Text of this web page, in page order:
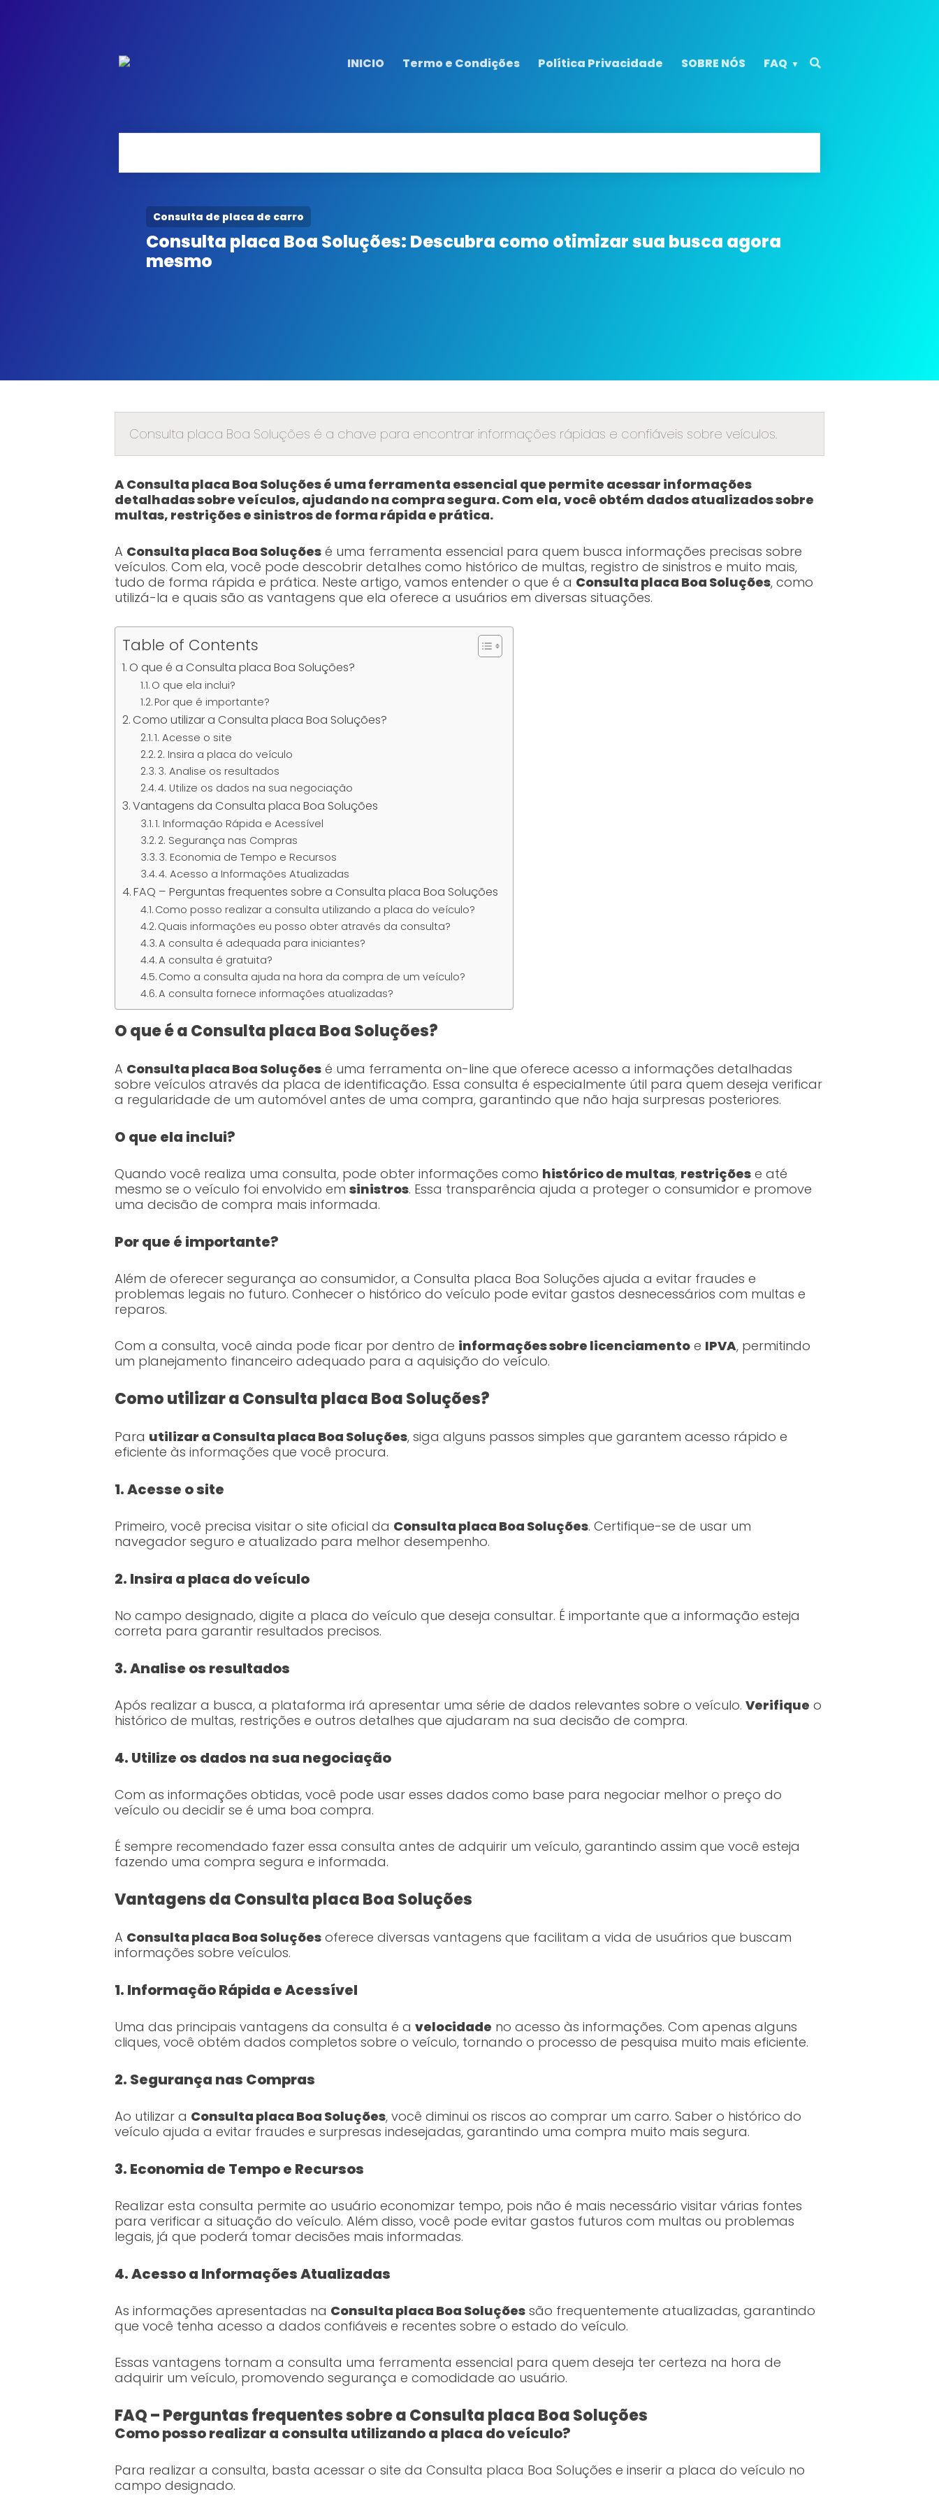
INICIO Termo e Condições Política Privacidade SOBRE NÓS FAQ
Consulta de placa de carro
Consulta placa Boa Soluções: Descubra como otimizar sua busca agora
mesmo
Consulta placa Boa Soluções é a chave para encontrar informações rápidas e confiáveis sobre veículos.
A Consulta placa Boa Soluções é uma ferramenta essencial que permite acessar informações
detalhadas sobre veículos, ajudando na compra segura. Com ela, você obtém dados atualizados sobre
multas, restrições e sinistros de forma rápida e prática.
A Consulta placa Boa Soluçõesé uma ferramenta essencial para quem busca informações precisas sobre
veículos. Com ela, você pode descobrir detalhes como histórico de multas, registro de sinistros e muito mais,
tudo de forma rápida e prática. Neste artigo, vamos entender o que é a Consulta placa Boa Soluções, como
utilizá-la e quais são as vantagens que ela oferece a usuários em diversas situações.
Table of Contents
O que é a Consulta placa Boa Soluções?
O que ela inclui?
Por que é importante?
Como utilizar a Consulta placa Boa Soluções?
1. Acesse o site
2. Insira a placa do veículo
3. Analise os resultados
4. Utilize os dados na sua negociação
Vantagens da Consulta placa Boa Soluções
1. Informação Rápida e Acessível
2. Segurança nas Compras
3. Economia de Tempo e Recursos
4. Acesso a Informações Atualizadas
FAQ – Perguntas frequentes sobre a Consulta placa Boa Soluções
Como posso realizar a consulta utilizando a placa do veículo?
Quais informações eu posso obter através da consulta?
A consulta é adequada para iniciantes?
A consulta é gratuita?
Como a consulta ajuda na hora da compra de um veículo?
A consulta fornece informações atualizadas?
O que é a Consulta placa Boa Soluções?
A Consulta placa Boa Soluçõesé uma ferramenta on-line que oferece acesso a informações detalhadas
sobre veículos através da placa de identificação. Essa consulta é especialmente útil para quem deseja verificar
a regularidade de um automóvel antes de uma compra, garantindo que não haja surpresas posteriores.
O que ela inclui?
Quando você realiza uma consulta, pode obter informações como histórico de multas, restriçõese até
mesmo se o veículo foi envolvido em sinistros. Essa transparência ajuda a proteger o consumidor e promove
uma decisão de compra mais informada.
Por que é importante?
Além de oferecer segurança ao consumidor, a Consulta placa Boa Soluções ajuda a evitar fraudes e
problemas legais no futuro. Conhecer o histórico do veículo pode evitar gastos desnecessários com multas e
reparos.
Com a consulta, você ainda pode ficar por dentro de informações sobre licenciamentoe IPVA, permitindo
um planejamento financeiro adequado para a aquisição do veículo.
Como utilizar a Consulta placa Boa Soluções?
Para utilizar a Consulta placa Boa Soluções, siga alguns passos simples que garantem acesso rápido e
eficiente às informações que você procura.
1. Acesse o site
Primeiro, você precisa visitar o site oficial da Consulta placa Boa Soluções. Certifique-se de usar um
navegador seguro e atualizado para melhor desempenho.
2. Insira a placa do veículo
No campo designado, digite a placa do veículo que deseja consultar. É importante que a informação esteja
correta para garantir resultados precisos.
3. Analise os resultados
Após realizar a busca, a plataforma irá apresentar uma série de dados relevantes sobre o veículo. Verifique o
histórico de multas, restrições e outros detalhes que ajudaram na sua decisão de compra.
4. Utilize os dados na sua negociação
Com as informações obtidas, você pode usar esses dados como base para negociar melhor o preço do
veículo ou decidir se é uma boa compra.
É sempre recomendado fazer essa consulta antes de adquirir um veículo, garantindo assim que você esteja
fazendo uma compra segura e informada.
Vantagens da Consulta placa Boa Soluções
A Consulta placa Boa Soluçõesoferece diversas vantagens que facilitam a vida de usuários que buscam
informações sobre veículos.
1. Informação Rápida e Acessível
Uma das principais vantagens da consulta é a velocidade no acesso às informações. Com apenas alguns
cliques, você obtém dados completos sobre o veículo, tornando o processo de pesquisa muito mais eficiente.
2. Segurança nas Compras
Ao utilizar a Consulta placa Boa Soluções, você diminui os riscos ao comprar um carro. Saber o histórico do
veículo ajuda a evitar fraudes e surpresas indesejadas, garantindo uma compra muito mais segura.
3. Economia de Tempo e Recursos
Realizar esta consulta permite ao usuário economizar tempo, pois não é mais necessário visitar várias fontes
para verificar a situação do veículo. Além disso, você pode evitar gastos futuros com multas ou problemas
legais, já que poderá tomar decisões mais informadas.
4. Acesso a Informações Atualizadas
As informações apresentadas na Consulta placa Boa Soluçõessão frequentemente atualizadas, garantindo
que você tenha acesso a dados confiáveis e recentes sobre o estado do veículo.
Essas vantagens tornam a consulta uma ferramenta essencial para quem deseja ter certeza na hora de
adquirir um veículo, promovendo segurança e comodidade ao usuário.
FAQ – Perguntas frequentes sobre a Consulta placa Boa Soluções
Como posso realizar a consulta utilizando a placa do veículo?
Para realizar a consulta, basta acessar o site da Consulta placa Boa Soluções e inserir a placa do veículo no
campo designado.